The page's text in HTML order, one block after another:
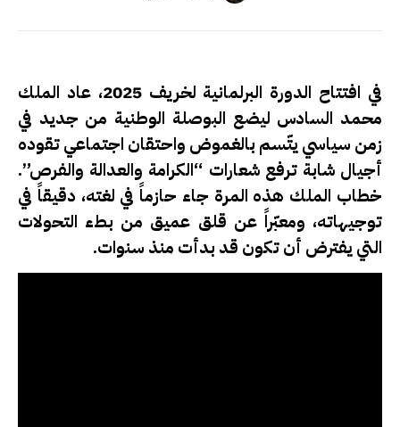
في افتتاح الدورة البرلمانية لخريف 2025، عاد الملك
محمد السادس ليضع البوصلة الوطنية من جديد في
زمن سياسي يتّسم بالغموض واحتقان اجتماعي تقوده
أجيال شابة ترفع شعارات “الكرامة والعدالة والفرص”.
خطاب الملك هذه المرة جاء حازماً في لغته، دقيقاً في
توجيهاته، ومعبّراً عن قلق عميق من بطء التحولات
التي يفترض أن تكون قد بدأت منذ سنوات.